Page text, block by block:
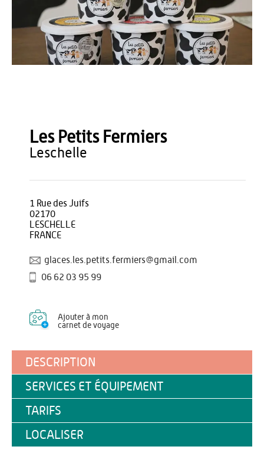
Les Petits Fermiers
leschelle
1 Rue des Juifs
02170
LESCHELLE
FRANCE
glaces.les.petits.fermiers@gmail.com
06 62 03 95 99
Ajouter à mon
carnet de voyage
DESCRIPTION
SERVICES ET ÉQUIPEMENT
TARIFS
LOCALISER